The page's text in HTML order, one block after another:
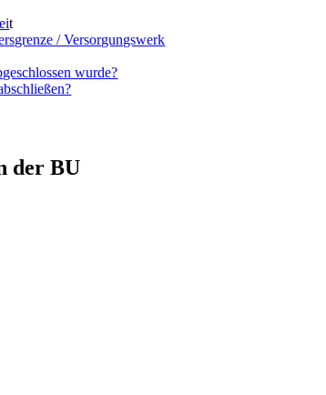
t
/ Versorgungswerk
wurde?
der BU